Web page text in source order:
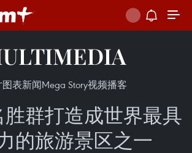
图表新闻Mega Story视频播客
群打造成世界最具
的旅游景区之一